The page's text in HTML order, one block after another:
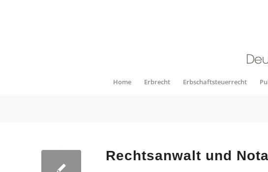
Home Erbrecht Erbschaftsteuerrecht
Rechtsanwalt und